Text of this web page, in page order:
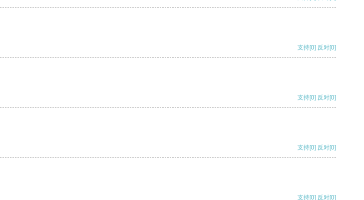
支持[0] 反对[0]
支持[0] 反对[0]
支持[0] 反对[0]
支持[0] 反对[0]